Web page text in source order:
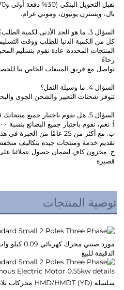
بال، ويسترن يونيون، وموني غرام.
السؤال 3. ما هو الحد الأدنى لكمية الطلب؟ كم مدة وقت التسليم؟
رجاءً
تواصل مع فريق المبيعات الخاص بنا
السؤال 4. ما وسيلة النقل؟
تتوفر شحنات التعبير والشحن الجوي
السؤال 5. هل تقوم باختبار جميع منتجاتك قبل التسليم؟
أ: نعم، نقوم باختبار جميع البضائع بنسبة ١٠٠٪ قبل التسليم.
تقديم خدمة ومنتجات جيدة بتكاليف
قصيرة
توصية المنتجات
الدقيقة للبيع
سلسلة HMD/HMDT (YD) محركات ثلاثية الطور بسرعة متغيرة